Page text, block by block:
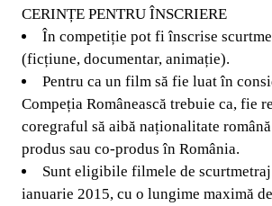
CERINȚE PENTRU ÎNSCRIERE
În competiție pot fi înscrise
(ficțiune, documentar, animație).
Pentru ca un film să fie luat în
Compeția Românească trebuie ca, fie
coregraful să aibă naționalitate
produs sau co-produs în România.
Sunt eligibile filmele de
ianuarie 2015, cu o lungime maximă